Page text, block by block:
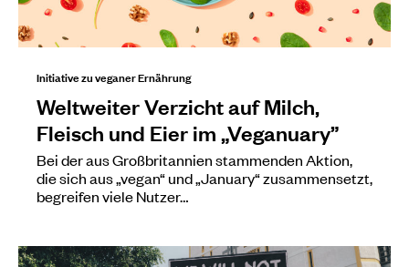
Initiative zu veganer Ernährung
Weltweiter Verzicht auf Milch,
Fleisch und Eier im „Veganuary”
Bei der aus Großbritannien stammenden Aktion,
die sich aus „vegan“ und „January“ zusammensetzt,
begreifen viele Nutzer…